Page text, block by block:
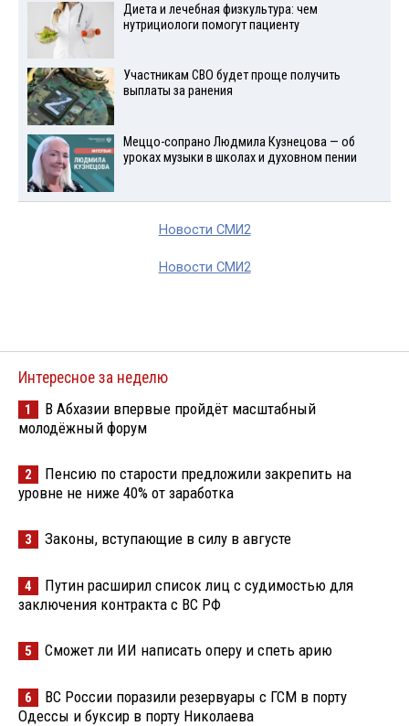
Диета и лечебная физкультура: чем
нутрициологи помогут пациенту
Участникам СВО будет проще получить
выплаты за ранения
Меццо-сопрано Людмила Кузнецова — об
уроках музыки в школах и духовном пении
Новости СМИ2
Новости СМИ2
Интересное за неделю
1
В Абхазии впервые пройдёт масштабный
молодёжный форум
2
Пенсию по старости предложили закрепить на
уровне не ниже 40% от заработка
3 Законы, вступающие в силу в августе
4
Путин расширил список лиц с судимостью для
заключения контракта с ВС РФ
5 Сможет ли ИИ написать оперу и спеть арию
6
ВС России поразили резервуары с ГСМ в порту
Одессы и буксир в порту Николаева